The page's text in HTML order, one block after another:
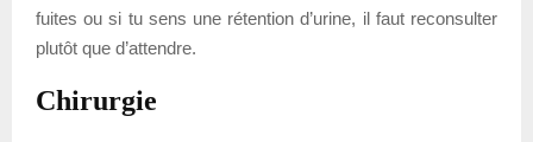
fuites ou si tu sens une rétention d’urine, il faut reconsulter
plutôt que d’attendre.
Chirurgie